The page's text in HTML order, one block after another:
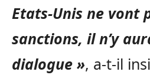
Etats-Unis ne vont
sanctions, il n’y
dialogue », a-t-il